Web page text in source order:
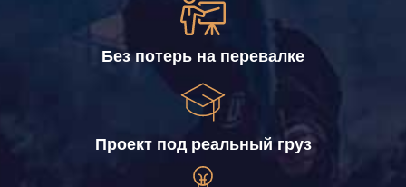
Без потерь на перевалке
Проект под реальный груз